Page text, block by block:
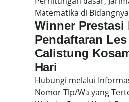
Matematika di
Winner Prestasi
Pendaftaran
Calistung
Hari
Hubungi melalui
Nomor Tlp/Wa yang